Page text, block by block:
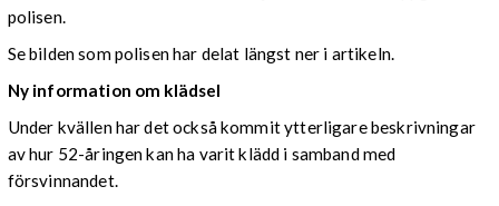
polisen.
Se bilden som polisen har delat längst ner i artikeln.
Ny information om klädsel
Under kvällen har det också kommit ytterligare beskrivningar
av hur 52-åringen kan ha varit klädd i samband med
försvinnandet.